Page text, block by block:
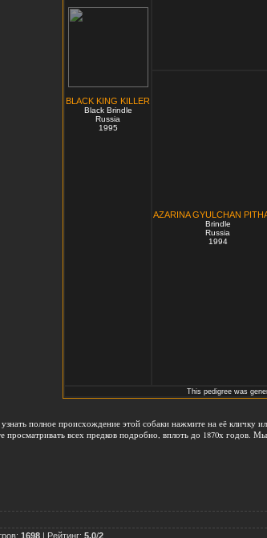
BLACK KING KILLER
Black Brindle
Russia
1995
AZARINA GYULCHAN
Brindle
Russia
1994
This pedigree was
полное происхождение этой собаки нажмите на её
просматривать всех предков подробно, вплоть до 1870х годов.
: 1698| Рейтинг: 5.0/2